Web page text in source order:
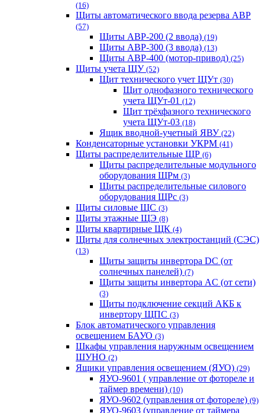
(16)
Щиты автоматического ввода резерва АВР
(57)
Щиты АВР-200 (2 ввода) (19)
Щиты АВР-300 (3 ввода) (13)
Щиты АВР-400 (мотор-привод) (25)
Щиты учета ЩУ (52)
Щит технического учет ЩУт (30)
Щит однофазного технического
учета ЩУт-01 (12)
Щит трёхфазного технического
учета ЩУт-03 (18)
Ящик вводной-учетный ЯВУ (22)
Конденсаторные установки УКРМ (41)
Щиты распределительные ЩР (6)
Щиты распределительные модульного
оборудования ЩРм (3)
Щиты распределительные силового
оборудования ЩРс (3)
Щиты силовые ЩС (3)
Щиты этажные ЩЭ (8)
Щиты квартирные ЩК (4)
Щиты для солнечных электростанций (СЭС)
(13)
Щиты защиты инвертора DC (от
солнечных панелей) (7)
Щиты защиты инвертора AC (от сети)
(3)
Щиты подключение секций АКБ к
инвертору ЩПС (3)
Блок автоматического управления
освещением БАУО (3)
Шкафы управления наружным освещением
ШУНО (2)
Ящики управления освещением (ЯУО) (29)
ЯУО-9601 ( управление от фотореле и
таймер времени) (10)
ЯУО-9602 (управления от фотореле) (9)
ЯУО-9603 (управление от таймера